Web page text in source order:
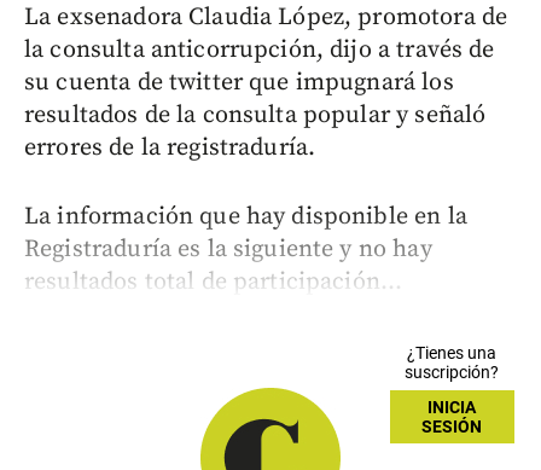
La exsenadora Claudia López, promotora de
la consulta anticorrupción, dijo a través de
su cuenta de twitter que impugnará los
resultados de la consulta popular y señaló
errores de la registraduría.
La información que hay disponible en la
Registraduría es la siguiente y no hay
resultados total de participación...
¿Tienes una
suscripción?
INICIA
SESIÓN